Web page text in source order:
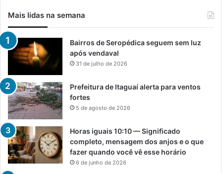
Mais lidas na semana
Bairros de Seropédica seguem sem luz
após vendaval
31 de julho de 2026
Prefeitura de Itaguaí alerta para ventos
fortes
5 de agosto de 2026
Horas iguais 10:10 — Significado
completo, mensagem dos anjos e o que
fazer quando você vê esse horário
6 de junho de 2026